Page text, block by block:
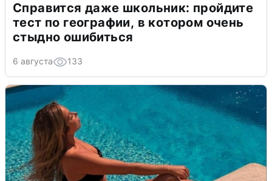
Справится даже школьник: пройдите
тест по географии, в котором очень
стыдно ошибиться
6 августа 133